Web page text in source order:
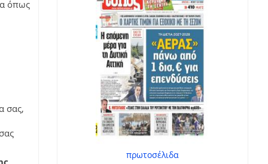
όπως
σας,
πρωτοσέλιδα